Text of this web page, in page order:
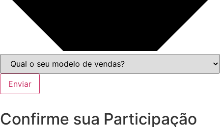
Enviar
Confirme sua Participação